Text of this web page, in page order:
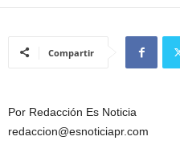
Compartir
Por Redacción Es Noticia
redaccion@esnoticiapr.com